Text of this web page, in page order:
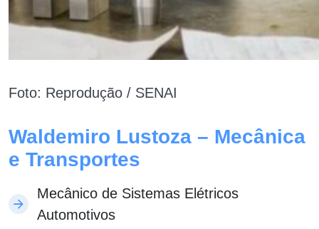
Foto: Reprodução / SENAI
Waldemiro Lustoza – Mecânica
e Transportes
Mecânico de Sistemas Elétricos
Automotivos